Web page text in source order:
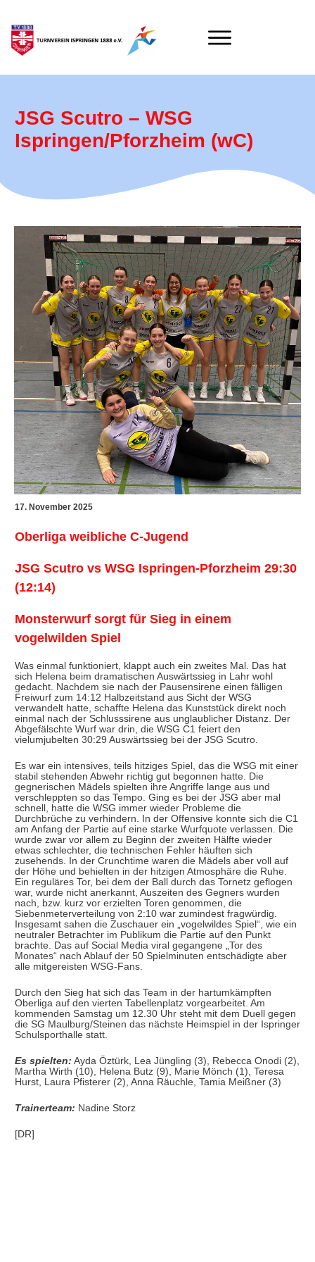
JSG Scutro – WSG
Ispringen/Pforzheim (wC)
17. November 2025
Oberliga weibliche C-Jugend
JSG Scutro vs WSG Ispringen-Pforzheim 29:30
(12:14)
Monsterwurf sorgt für Sieg in einem
vogelwilden Spiel
Was einmal funktioniert, klappt auch ein zweites Mal. Das hat
sich Helena beim dramatischen Auswärtssieg in Lahr wohl
gedacht. Nachdem sie nach der Pausensirene einen fälligen
Freiwurf zum 14:12 Halbzeitstand aus Sicht der WSG
verwandelt hatte, schaffte Helena das Kunststück direkt noch
einmal nach der Schlusssirene aus unglaublicher Distanz. Der
Abgefälschte Wurf war drin, die WSG C1 feiert den
vielumjubelten 30:29 Auswärtssieg bei der JSG Scutro.
Es war ein intensives, teils hitziges Spiel, das die WSG mit einer
stabil stehenden Abwehr richtig gut begonnen hatte. Die
gegnerischen Mädels spielten ihre Angriffe lange aus und
verschleppten so das Tempo. Ging es bei der JSG aber mal
schnell, hatte die WSG immer wieder Probleme die
Durchbrüche zu verhindern. In der Offensive konnte sich die C1
am Anfang der Partie auf eine starke Wurfquote verlassen. Die
wurde zwar vor allem zu Beginn der zweiten Hälfte wieder
etwas schlechter, die technischen Fehler häuften sich
zusehends. In der Crunchtime waren die Mädels aber voll auf
der Höhe und behielten in der hitzigen Atmosphäre die Ruhe.
Ein reguläres Tor, bei dem der Ball durch das Tornetz geflogen
war, wurde nicht anerkannt, Auszeiten des Gegners wurden
nach, bzw. kurz vor erzielten Toren genommen, die
Siebenmeterverteilung von 2:10 war zumindest fragwürdig.
Insgesamt sahen die Zuschauer ein „vogelwildes Spiel“, wie ein
neutraler Betrachter im Publikum die Partie auf den Punkt
brachte. Das auf Social Media viral gegangene „Tor des
Monates“ nach Ablauf der 50 Spielminuten entschädigte aber
alle mitgereisten WSG-Fans.
Durch den Sieg hat sich das Team in der hartumkämpften
Oberliga auf den vierten Tabellenplatz vorgearbeitet. Am
kommenden Samstag um 12.30 Uhr steht mit dem Duell gegen
die SG Maulburg/Steinen das nächste Heimspiel in der Ispringer
Schulsporthalle statt.
Es spielten: Ayda Öztürk, Lea Jüngling (3), Rebecca Onodi (2),
Martha Wirth (10), Helena Butz (9), Marie Mönch (1), Teresa
Hurst, Laura Pfisterer (2), Anna Räuchle, Tamia Meißner (3)
Trainerteam: Nadine Storz
[DR]